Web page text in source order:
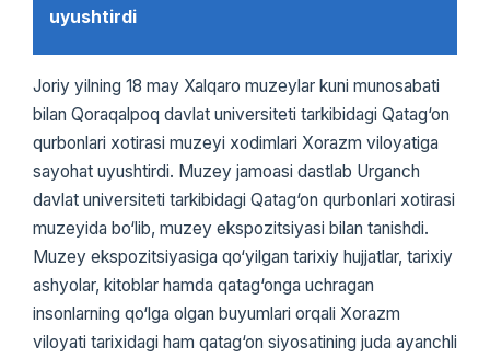
uyushtirdi
Joriy yilning 18 may Xalqaro muzeylar kuni munosabati
bilan Qoraqalpoq davlat universiteti tarkibidagi Qatag‘on
qurbonlari xotirasi muzeyi xodimlari Xorazm viloyatiga
sayohat uyushtirdi. Muzey jamoasi dastlab Urganch
davlat universiteti tarkibidagi Qatag‘on qurbonlari xotirasi
muzeyida bo‘lib, muzey ekspozitsiyasi bilan tanishdi.
Muzey ekspozitsiyasiga qo‘yilgan tarixiy hujjatlar, tarixiy
ashyolar, kitoblar hamda qatag‘onga uchragan
insonlarning qo‘lga olgan buyumlari orqali Xorazm
viloyati tarixidagi ham qatag‘on siyosatining juda ayanchli